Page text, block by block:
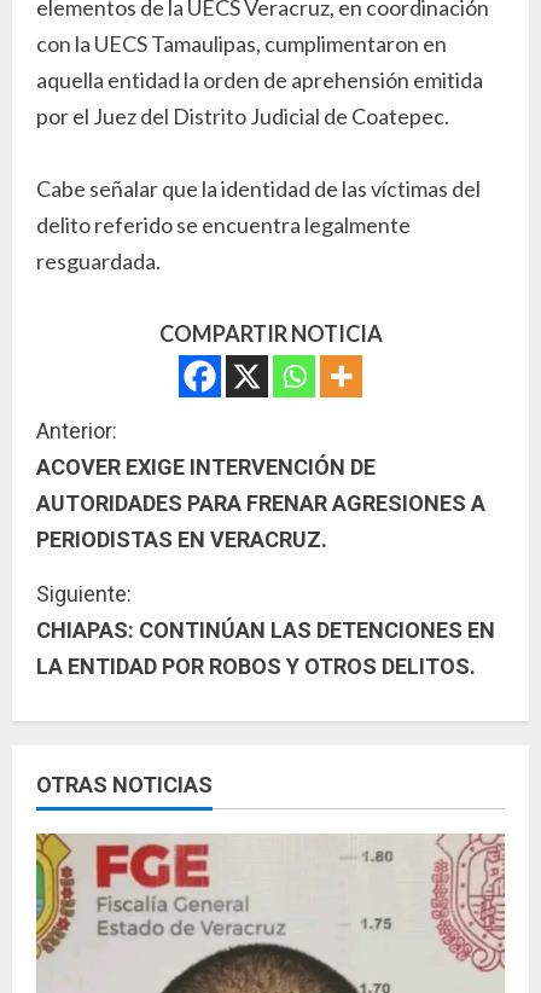
elementos de la UECS Veracruz, en coordinación
con la UECS Tamaulipas, cumplimentaron en
aquella entidad la orden de aprehensión emitida
por el Juez del Distrito Judicial de Coatepec.
Cabe señalar que la identidad de las víctimas del
delito referido se encuentra legalmente
resguardada.
COMPARTIR NOTICIA
S
i
g
u
e
y
e
n
d
Anterior:
ACOVER EXIGE INTERVENCIÓN DE
AUTORIDADES PARA FRENAR AGRESIONES A
PERIODISTAS EN VERACRUZ.
Siguiente:
CHIAPAS: CONTINÚAN LAS DETENCIONES EN
LA ENTIDAD POR ROBOS Y OTROS DELITOS.
OTRAS NOTICIAS